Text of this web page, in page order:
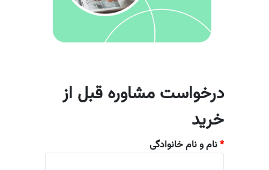
درخواست مشاوره قبل از
خرید
*